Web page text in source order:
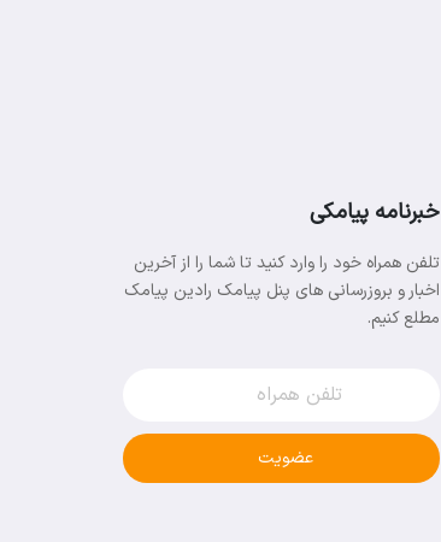
خبرنامه پیامکی
تلفن همراه خود را وارد کنید تا شما را از آخرین
اخبار و بروزرسانی های پنل پیامک رادین پیامک
مطلع کنیم.
عضویت